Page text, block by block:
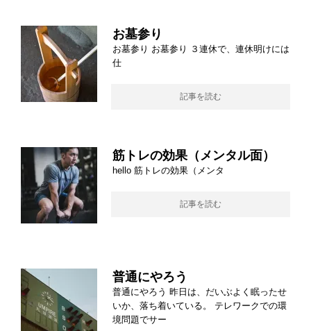
お墓参り
お墓参り お墓参り ３連休で、連休明けには
仕
記事を読む
筋トレの効果（メンタル面）
hello 筋トレの効果（メンタ
記事を読む
普通にやろう
普通にやろう 昨日は、だいぶよく眠ったせ
いか、落ち着いている。 テレワークでの環
境問題でサー